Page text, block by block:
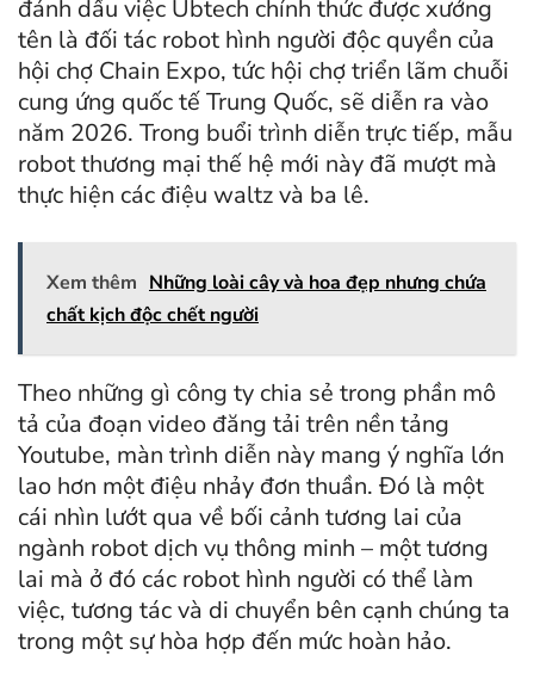
đánh dấu việc Ubtech chính thức được xướng
tên là đối tác robot hình người độc quyền của
hội chợ Chain Expo, tức hội chợ triển lãm chuỗi
cung ứng quốc tế Trung Quốc, sẽ diễn ra vào
năm 2026. Trong buổi trình diễn trực tiếp, mẫu
robot thương mại thế hệ mới này đã mượt mà
thực hiện các điệu waltz và ba lê.
Xem thêm Những loài cây và hoa đẹp nhưng chứa
chất kịch độc chết người
Theo những gì công ty chia sẻ trong phần mô
tả của đoạn video đăng tải trên nền tảng
Youtube, màn trình diễn này mang ý nghĩa lớn
lao hơn một điệu nhảy đơn thuần. Đó là một
cái nhìn lướt qua về bối cảnh tương lai của
ngành robot dịch vụ thông minh – một tương
lai mà ở đó các robot hình người có thể làm
việc, tương tác và di chuyển bên cạnh chúng ta
trong một sự hòa hợp đến mức hoàn hảo.